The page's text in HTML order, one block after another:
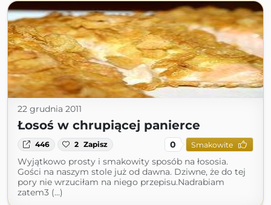
22 grudnia 2011
Łosoś w chrupiącej panierce
446 2 Zapisz 0 Smakowite
Wyjątkowo prosty i smakowity sposób na łososia.
Gości na naszym stole już od dawna. Dziwne, że do tej
pory nie wrzuciłam na niego przepisu.Nadrabiam
zatem3 (...)